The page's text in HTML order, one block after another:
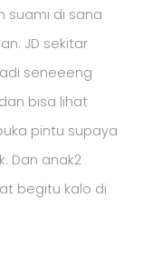
suami di sana
JD sekitar
seneeeng
bisa lihat
pintu supaya
Dan anak2
begitu kalo di